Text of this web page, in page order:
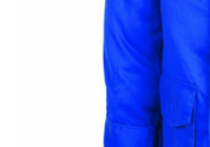
Jachete Termoizolante
Pantaloni Termoizolanti
Costume |
Termoizolante
Veste Termoizolante